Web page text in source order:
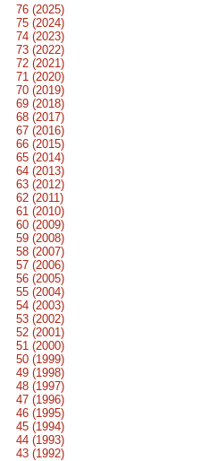
76 (2025)
75 (2024)
74 (2023)
73 (2022)
72 (2021)
71 (2020)
70 (2019)
69 (2018)
68 (2017)
67 (2016)
66 (2015)
65 (2014)
64 (2013)
63 (2012)
62 (2011)
61 (2010)
60 (2009)
59 (2008)
58 (2007)
57 (2006)
56 (2005)
55 (2004)
54 (2003)
53 (2002)
52 (2001)
51 (2000)
50 (1999)
49 (1998)
48 (1997)
47 (1996)
46 (1995)
45 (1994)
44 (1993)
43 (1992)